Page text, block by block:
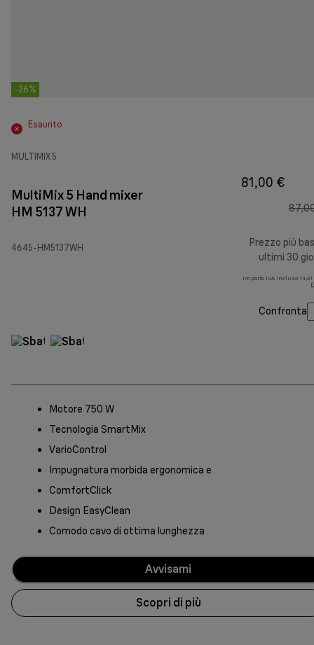
-26%
Esaurito
MULTIMIX 5
MultiMix 5 Hand mixer
HM 5137 WH
4645-HM5137WH
81,00 €
Prezzo più
ultimi 30
Importo IVA incluso
Confronta
Motore 750 W
Tecnologia SmartMix
VarioControl
Impugnatura morbida ergonomica e
ComfortClick
Design EasyClean
Comodo cavo di ottima lunghezza
Avvisami
Scopri di più